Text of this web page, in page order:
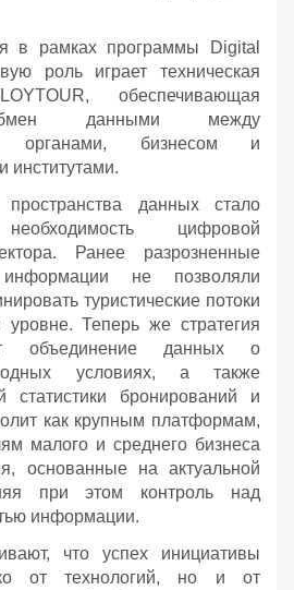
в рамках программы Digital
роль играет техническая
обеспечивающая
данными между
органами, бизнесом и
институтами.
данных стало
цифровой
Ранее разрозненные
не позволяли
туристические потоки
уровне. Теперь же стратегия
объединение данных о
условиях, а также
статистики бронирований и
как крупным платформам,
малого и среднего бизнеса
основанные на актуальной
при этом контроль над
информации.
что успех инициативы
от технологий, но и от